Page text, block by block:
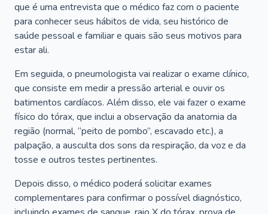
que é uma entrevista que o médico faz com o paciente
para conhecer seus hábitos de vida, seu histórico de
saúde pessoal e familiar e quais são seus motivos para
estar ali.
Em seguida, o pneumologista vai realizar o exame clínico,
que consiste em medir a pressão arterial e ouvir os
batimentos cardíacos. Além disso, ele vai fazer o exame
físico do tórax, que inclui a observação da anatomia da
região (normal, “peito de pombo”, escavado etc.), a
palpação, a ausculta dos sons da respiração, da voz e da
tosse e outros testes pertinentes.
Depois disso, o médico poderá solicitar exames
complementares para confirmar o possível diagnóstico,